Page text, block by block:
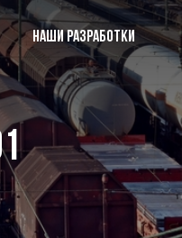
НАШИ РАЗРАБОТКИ
ПК «Вагон-груз»
Сборники научных трудов
Публикации
Наши партнеры